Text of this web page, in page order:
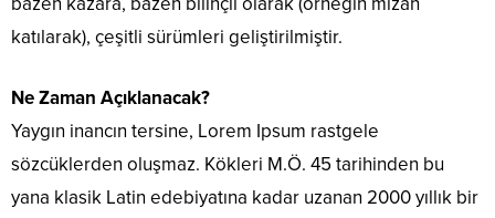
katılarak), çeşitli sürümleri geliştirilmiştir.
Ne Zaman Açıklanacak?
Yaygın inancın tersine, Lorem Ipsum rastgele
sözcüklerden oluşmaz. Kökleri M.Ö. 45 tarihinden bu
yana klasik Latin edebiyatına kadar uzanan 2000 yıllık bir